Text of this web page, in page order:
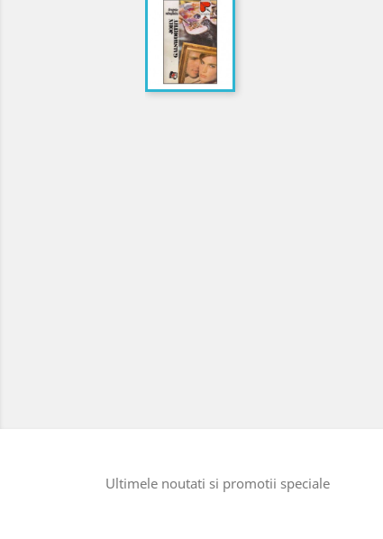
Ultimele noutati si promotii speciale